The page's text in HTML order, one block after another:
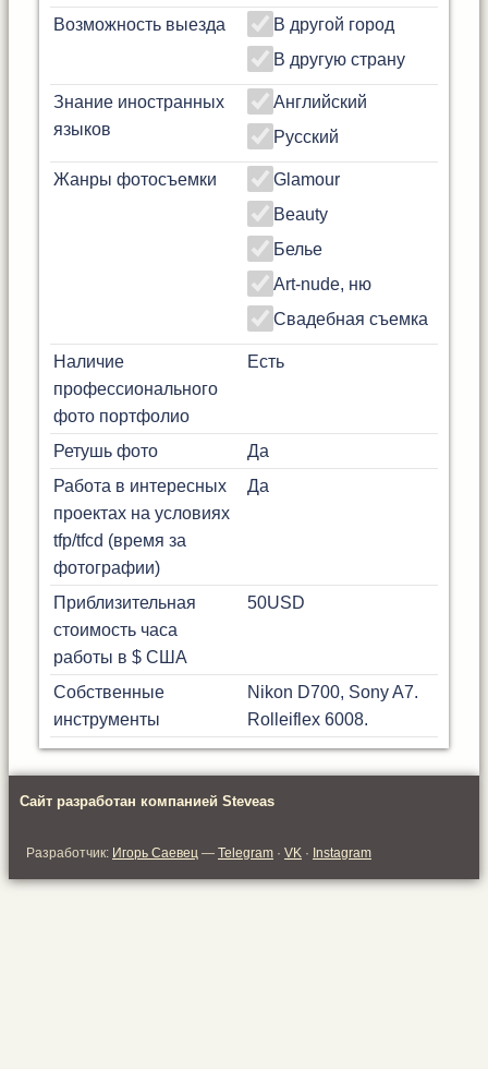
Возможность выезда
В другой город
В другую страну
Знание иностранных
языков
Английский
Русский
Жанры фотосъемки
Glamour
Beauty
Белье
Art-nude, ню
Свадебная съемка
Наличие
профессионального
фото портфолио
Есть
Ретушь фото
Да
Работа в интересных
проектах на условиях
tfp/tfcd (время за
фотографии)
Да
Приблизительная
стоимость часа
работы в $ США
50USD
Собственные
инструменты
Nikon D700, Sony A7.
Rolleiflex 6008.
Сайт разработан компанией Steveas
Разработчик: Игорь Саевец — Telegram · VK · Instagram